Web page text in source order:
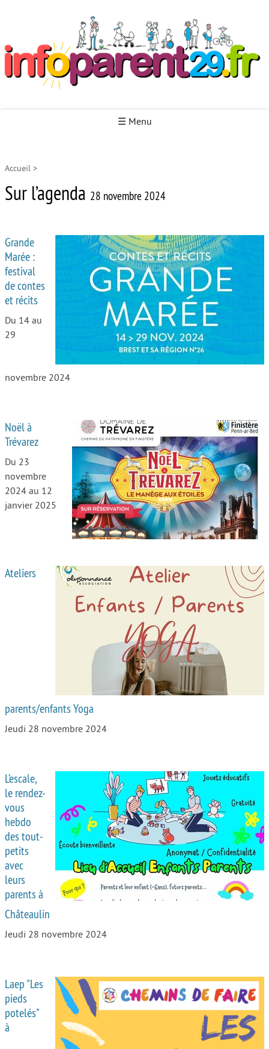
☰ Menu
Autour de la naissance
Autour de l’enfance
Autour de la jeunesse
Autour de l’école
Protéger les enfants
Face au handicap
Face au deuil
Aide aux parents
Place aux grands-parents
Accueil >
Sur l’agenda 28 novembre 2024
Grande
Marée :
festival
de contes
et récits
Du 14 au
29
novembre 2024
Noël à
Trévarez
Du 23
novembre
2024 au 12
janvier 2025
Ateliers
parents/enfants Yoga
Jeudi 28 novembre 2024
L’escale,
le rendez-
vous
hebdo
des tout-
petits
avec
leurs
parents à
Châteaulin
Jeudi 28 novembre 2024
Laep "Les
pieds
potelés"
à